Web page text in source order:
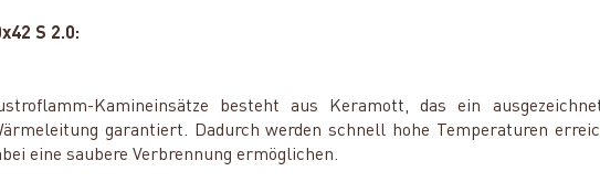
S 2.0:
Kamineinsätze besteht aus Keramott, das ein
garantiert. Dadurch werden schnell hohe Temperaturen
eine saubere Verbrennung ermöglichen.